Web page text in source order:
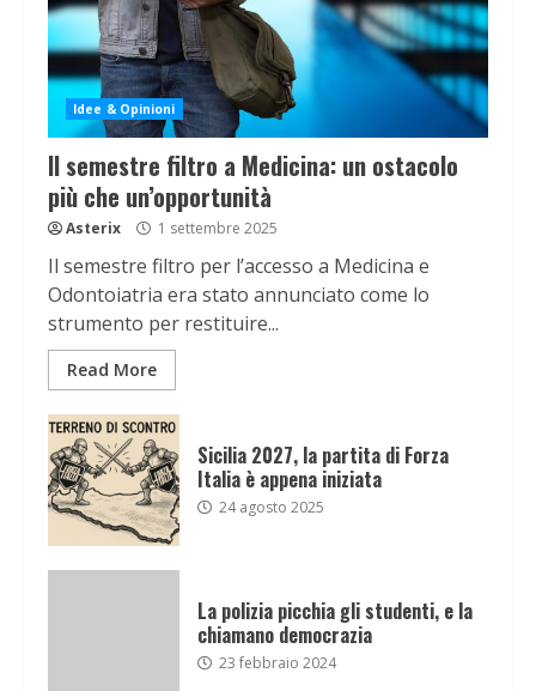
Idee & Opinioni
Il semestre filtro a Medicina: un ostacolo
più che un’opportunità
Asterix 1 settembre 2025
Il semestre filtro per l’accesso a Medicina e
Odontoiatria era stato annunciato come lo
strumento per restituire...
Read More
Sicilia 2027, la partita di Forza
Italia è appena iniziata
24 agosto 2025
La polizia picchia gli studenti, e la
chiamano democrazia
23 febbraio 2024